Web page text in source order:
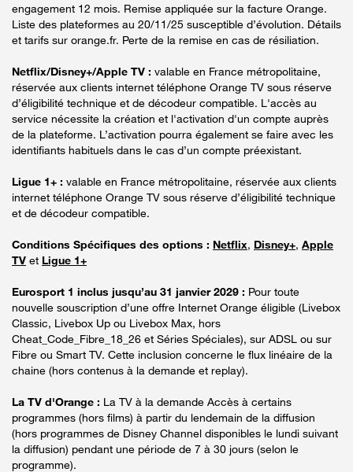
engagement 12 mois. Remise appliquée sur la facture Orange.
Liste des plateformes au 20/11/25 susceptible d’évolution. Détails
et tarifs sur orange.fr. Perte de la remise en cas de résiliation.
Netflix/Disney+/Apple TV : valable en France métropolitaine,
réservée aux clients internet téléphone Orange TV sous réserve
d’éligibilité technique et de décodeur compatible. L'accès au
service nécessite la création et l'activation d'un compte auprès
de la plateforme. L’activation pourra également se faire avec les
identifiants habituels dans le cas d’un compte préexistant.
Ligue 1+ : valable en France métropolitaine, réservée aux clients
internet téléphone Orange TV sous réserve d’éligibilité technique
et de décodeur compatible.
Conditions Spécifiques des options : Netflix, Disney+, Apple
TV et Ligue 1+
Eurosport 1 inclus jusqu’au 31 janvier 2029 : Pour toute
nouvelle souscription d’une offre Internet Orange éligible (Livebox
Classic, Livebox Up ou Livebox Max, hors
Cheat_Code_Fibre_18_26 et Séries Spéciales), sur ADSL ou sur
Fibre ou Smart TV. Cette inclusion concerne le flux linéaire de la
chaine (hors contenus à la demande et replay).
La TV d'Orange : La TV à la demande Accès à certains
programmes (hors films) à partir du lendemain de la diffusion
(hors programmes de Disney Channel disponibles le lundi suivant
la diffusion) pendant une période de 7 à 30 jours (selon le
programme).